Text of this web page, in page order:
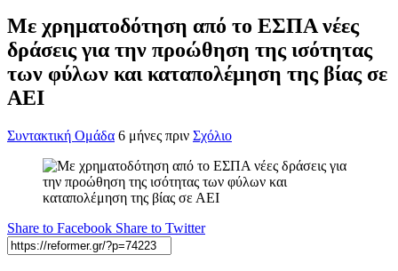
Με χρηματοδότηση από το ΕΣΠΑ νέες
δράσεις για την προώθηση της ισότητας
των φύλων και καταπολέμηση της βίας σε
ΑΕΙ
Συντακτική Ομάδα 6 μήνες πριν Σχόλιο
Share to Facebook Share to Twitter